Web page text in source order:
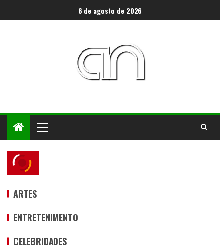
6 de agosto de 2026
ARTES
ENTRETENIMENTO
CELEBRIDADES